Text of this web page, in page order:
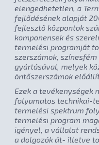
elengedhetetlen, a
fejlődésének alapját
fejlesztő központok
komponensek és
termelési programját
szerszámok,
gyártásával, melyek
öntőszerszámok
Ezek a tevékenységek
folyamatos technikai-
termelési spektrum
termelési program
igényel, a vállalat
a dolgozók át- illetve